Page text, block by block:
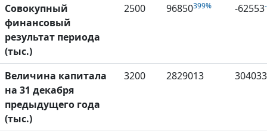
Совокупный
финансовый
результат периода
(тыс.)
2500 96850399% -62553
Величина капитала
на 31 декабря
предыдущего года
(тыс.)
3200 2829013